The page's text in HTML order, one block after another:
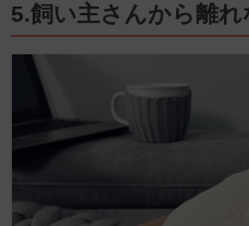
5.飼い主さんから離れ